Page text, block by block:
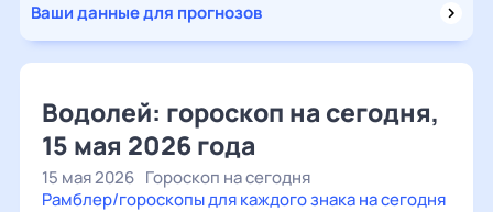
Ваши данные для прогнозов
Водолей: гороскоп на сегодня,
15 мая 2026 года
15 мая 2026 Гороскоп на сегодня
Рамблер/гороскопы для каждого знака на сегодня